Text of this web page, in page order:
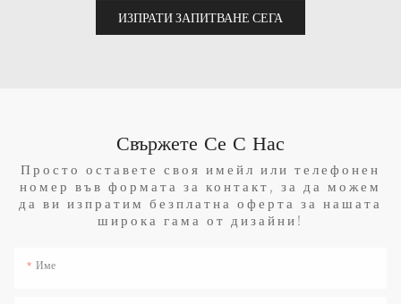
ИЗПРАТИ ЗАПИТВАНЕ СЕГА
Свържете Се С Нас
Просто оставете своя имейл или телефонен
номер във формата за контакт, за да можем
да ви изпратим безплатна оферта за нашата
широка гама от дизайни!
Име